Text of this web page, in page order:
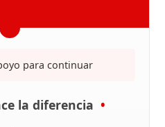
para continuar
la diferencia